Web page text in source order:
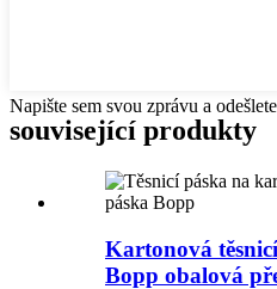
Napište sem svou zprávu a
související produkty
Kartonová
Bopp obalová